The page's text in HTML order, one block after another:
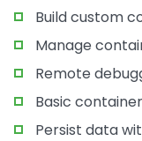
Build custom
Manage
Remote
Basic
Persist data